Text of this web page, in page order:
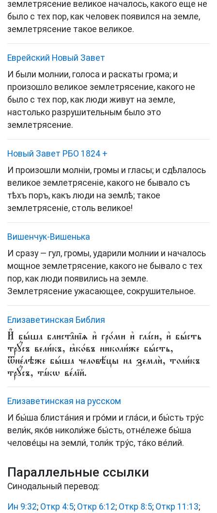
землетрясение великое началось, какого еще не
было с тех пор, как человек появился на земле,
землетрясение такое великое.
Еврейский Новый Завет
И были молнии, голоса и раскаты грома; и
произошло великое землетрясение, какого не
было с тех пор, как люди живут на земле,
настолько разрушительным было это
землетрясение.
Новый Завет РБО 1824 +
И произошли молніи, громы и гласы; и сдѣлалось
великое землетрясеніе, какого не бывало съ
тѣхъ поръ, какъ люди на землѣ; такое
землетрясеніе, столь великое!
Вишенчук-Вишенька
И сразу — гул, громы, ударили молнии и началось
мощное землетрясение, какого не бывало с тех
пор, как люди появились на земле.
Землетрясение ужасающее, сокрушительное.
Елизаветинская Библия
И҆ бы́ша блиста̑нїѧ и҆ гро́ми и҆ гла́си, и҆ бы́сть
трꙋ́съ вели́къ, ꙗ҆ко́въ николи́же бы́сть,
ѿне́лѣже бы́ша человѣ́цы на землѝ, толи́къ
трꙋ́съ, та́кѡ ве́лїй.
Елизаветинская на русском
И бы́ша блиста́ния и гро́ми и гла́си, и бы́сть тру́с
вели́к, яко́в николи́же бы́сть, отне́леже бы́ша
челове́цы на земли́, толи́к тру́с, та́ко ве́лий.
Параллельные ссылки
Синодальный перевод:
Ин 9:32; Откр 4:5; Откр 6:12; Откр 8:5; Откр 11:13;